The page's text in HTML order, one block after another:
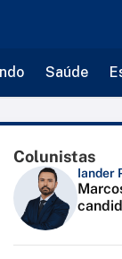
Saúde
Colunistas
Iander